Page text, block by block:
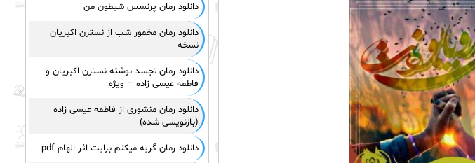
دانلود رمان پرنسس شیطون من
دانلود رمان مخمور شب از نسترن اکبریان
نسخه
دانلود رمان تجسد نوشته نسترن اکبریان و
فاطمه عیسی زاده – ویژه
دانلود رمان منشوری از فاطمه عیسی زاده
(بازنویسی شده)
دانلود رمان گریه میکنم برایت اثر الهام pdf